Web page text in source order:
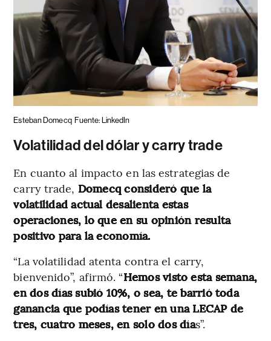
Esteban Domecq Fuente: LinkedIn
Volatilidad del dólar y carry trade
En cuanto al impacto en las estrategias de
carry trade, Domecq consideró que la
volatilidad actual desalienta estas
operaciones, lo que en su opinión resulta
positivo para la economía.
“La volatilidad atenta contra el carry,
bienvenido”, afirmó. “Hemos visto esta semana,
en dos días subió 10%, o sea, te barrió toda
ganancia que podías tener en una LECAP de
tres, cuatro meses, en solo dos días”.